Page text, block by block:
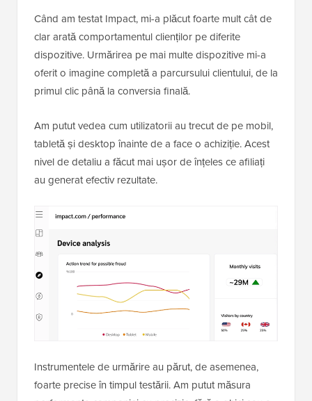
Când am testat Impact, mi-a plăcut foarte mult cât de
clar arată comportamentul clienților pe diferite
dispozitive. Urmărirea pe mai multe dispozitive mi-a
oferit o imagine completă a parcursului clientului, de la
primul clic până la conversia finală.
Am putut vedea cum utilizatorii au trecut de pe mobil,
tabletă și desktop înainte de a face o achiziție. Acest
nivel de detaliu a făcut mai ușor de înțeles ce afiliați
au generat efectiv rezultate.
Instrumentele de urmărire au părut, de asemenea,
foarte precise în timpul testării. Am putut măsura